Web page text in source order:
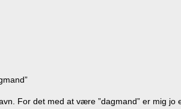
For det med at være ”dagmand” er mig jo